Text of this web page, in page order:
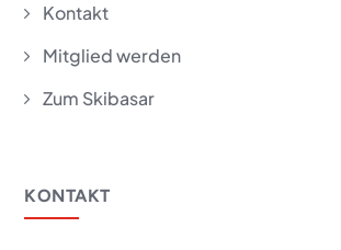
5 Kontakt
5 Mitglied werden
5 Zum Skibasar
KONTAKT